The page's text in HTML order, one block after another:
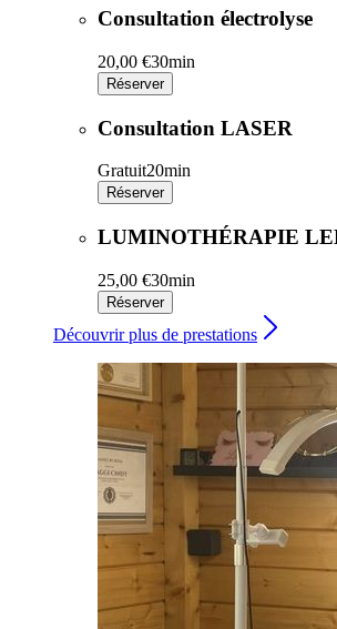
Consultation électrolyse
20,00 €30min
Réserver
Consultation LASER
Gratuit20min
Réserver
LUMINOTHÉRAPIE
25,00 €30min
Réserver
Découvrir plus de prestations